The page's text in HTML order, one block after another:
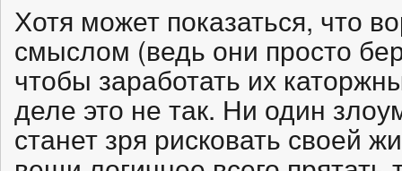
Хотя может показаться, что
смыслом (ведь они просто
чтобы заработать их
деле это не так. Ни один
станет зря рисковать своей